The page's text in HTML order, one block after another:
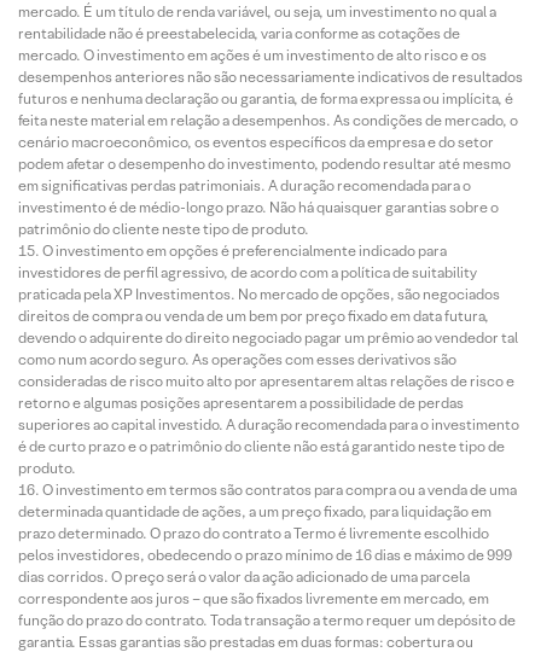
mercado. É um título de renda variável, ou seja, um investimento no qual a
rentabilidade não é preestabelecida, varia conforme as cotações de
mercado. O investimento em ações é um investimento de alto risco e os
desempenhos anteriores não são necessariamente indicativos de resultados
futuros e nenhuma declaração ou garantia, de forma expressa ou implícita, é
feita neste material em relação a desempenhos. As condições de mercado, o
cenário macroeconômico, os eventos específicos da empresa e do setor
podem afetar o desempenho do investimento, podendo resultar até mesmo
em significativas perdas patrimoniais. A duração recomendada para o
investimento é de médio-longo prazo. Não há quaisquer garantias sobre o
patrimônio do cliente neste tipo de produto.
O investimento em opções é preferencialmente indicado para
investidores de perfil agressivo, de acordo com a política de suitability
praticada pela XP Investimentos. No mercado de opções, são negociados
direitos de compra ou venda de um bem por preço fixado em data futura,
devendo o adquirente do direito negociado pagar um prêmio ao vendedor tal
como num acordo seguro. As operações com esses derivativos são
consideradas de risco muito alto por apresentarem altas relações de risco e
retorno e algumas posições apresentarem a possibilidade de perdas
superiores ao capital investido. A duração recomendada para o investimento
é de curto prazo e o patrimônio do cliente não está garantido neste tipo de
produto.
O investimento em termos são contratos para compra ou a venda de uma
determinada quantidade de ações, a um preço fixado, para liquidação em
prazo determinado. O prazo do contrato a Termo é livremente escolhido
pelos investidores, obedecendo o prazo mínimo de 16 dias e máximo de 999
dias corridos. O preço será o valor da ação adicionado de uma parcela
correspondente aos juros – que são fixados livremente em mercado, em
função do prazo do contrato. Toda transação a termo requer um depósito de
garantia. Essas garantias são prestadas em duas formas: cobertura ou